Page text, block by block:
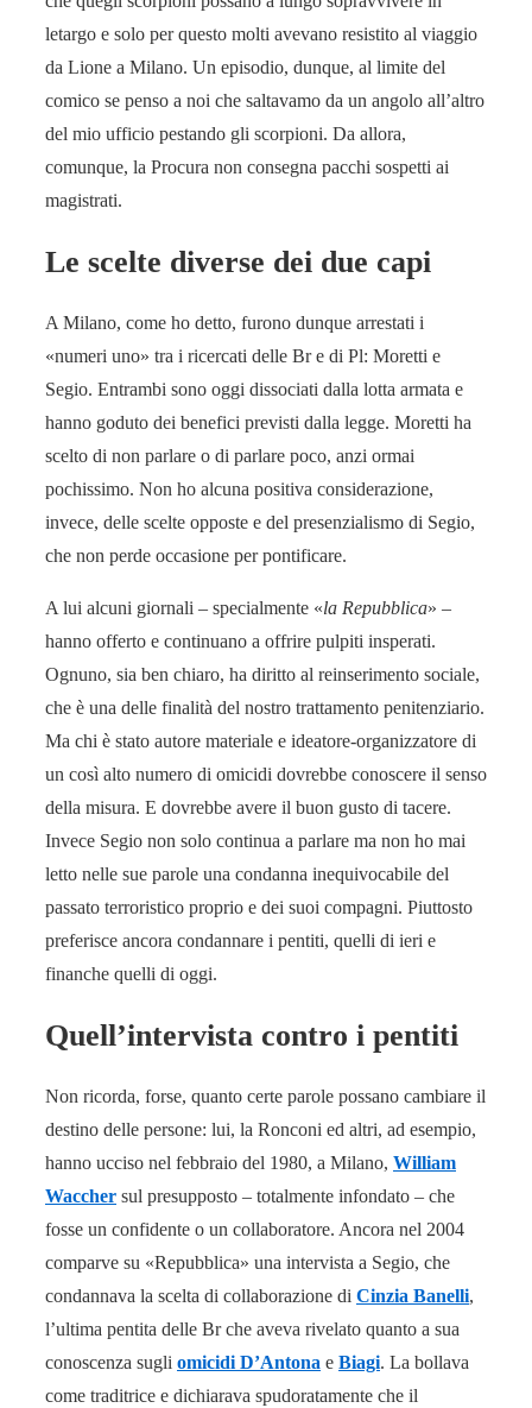
letargo e solo per questo molti avevano resistito al viaggio
da Lione a Milano. Un episodio, dunque, al limite del
comico se penso a noi che saltavamo da un angolo all’altro
del mio ufficio pestando gli scorpioni. Da allora,
comunque, la Procura non consegna pacchi sospetti ai
magistrati.
Le scelte diverse dei due capi
A Milano, come ho detto, furono dunque arrestati i
«numeri uno» tra i ricercati delle Br e di Pl: Moretti e
Segio. Entrambi sono oggi dissociati dalla lotta armata e
hanno goduto dei benefici previsti dalla legge. Moretti ha
scelto di non parlare o di parlare poco, anzi ormai
pochissimo. Non ho alcuna positiva considerazione,
invece, delle scelte opposte e del presenzialismo di Segio,
che non perde occasione per pontificare.
A lui alcuni giornali – specialmente «la Repubblica» –
hanno offerto e continuano a offrire pulpiti insperati.
Ognuno, sia ben chiaro, ha diritto al reinserimento sociale,
che è una delle finalità del nostro trattamento penitenziario.
Ma chi è stato autore materiale e ideatore-organizzatore di
un così alto numero di omicidi dovrebbe conoscere il senso
della misura. E dovrebbe avere il buon gusto di tacere.
Invece Segio non solo continua a parlare ma non ho mai
letto nelle sue parole una condanna inequivocabile del
passato terroristico proprio e dei suoi compagni. Piuttosto
preferisce ancora condannare i pentiti, quelli di ieri e
finanche quelli di oggi.
Quell’intervista contro i pentiti
Non ricorda, forse, quanto certe parole possano cambiare il
destino delle persone: lui, la Ronconi ed altri, ad esempio,
hanno ucciso nel febbraio del 1980, a Milano, William
Waccher sul presupposto – totalmente infondato – che
fosse un confidente o un collaboratore. Ancora nel 2004
comparve su «Repubblica» una intervista a Segio, che
condannava la scelta di collaborazione di Cinzia Banelli,
l’ultima pentita delle Br che aveva rivelato quanto a sua
conoscenza sugli omicidi D’Antona e Biagi. La bollava
come traditrice e dichiarava spudoratamente che il